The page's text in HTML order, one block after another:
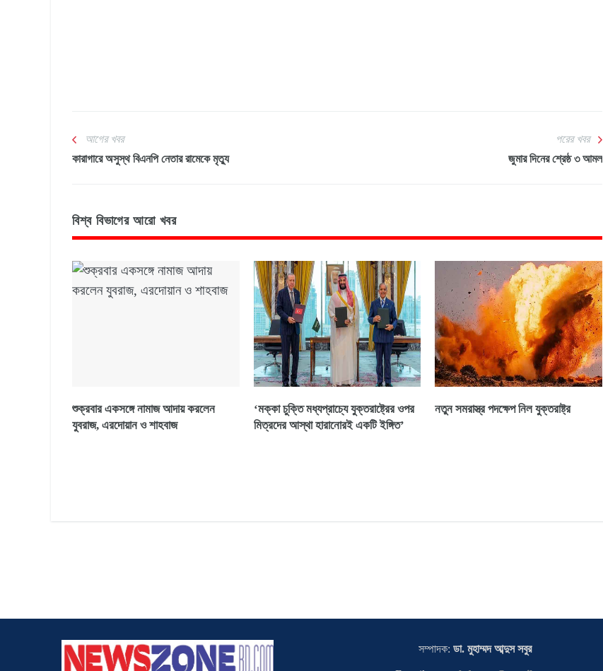
আগের খবর
কারাগারে অসুস্থ বিএনপি নেতার রামেকে মৃত্যু
পরের খবর
জুমার দিনের শ্রেষ্ঠ ৩ আমল
বিশ্ব বিভাগের আরো খবর
শুক্রবার একসঙ্গে নামাজ আদায় করলেন
যুবরাজ, এরদোয়ান ও শাহবাজ
‘মক্কা চুক্তি মধ্যপ্রাচ্যে যুক্তরাষ্ট্রের ওপর
মিত্রদের আস্থা হারানোরই একটি ইঙ্গিত’
নতুন সমরাস্ত্র পদক্ষেপ নিল যুক্তরাষ্ট্র
সম্পাদক: ডা. মুহাম্মদ আব্দুস সবুর